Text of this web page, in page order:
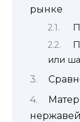
рынке
или